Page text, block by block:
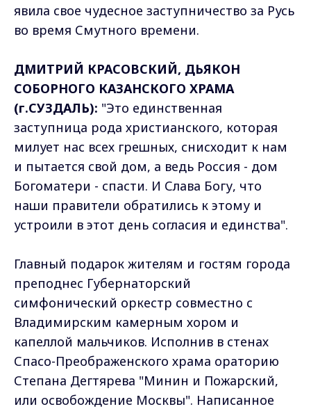
явила свое чудесное заступничество за Русь
во время Смутного времени.
ДМИТРИЙ КРАСОВСКИЙ, ДЬЯКОН
СОБОРНОГО КАЗАНСКОГО ХРАМА
(г.СУЗДАЛЬ): "Это единственная
заступница рода христианского, которая
милует нас всех грешных, снисходит к нам
и пытается свой дом, а ведь Россия - дом
Богоматери - спасти. И Слава Богу, что
наши правители обратились к этому и
устроили в этот день согласия и единства".
Главный подарок жителям и гостям города
преподнес Губернаторский
симфонический оркестр совместно с
Владимирским камерным хором и
капеллой мальчиков. Исполнив в стенах
Спасо-Преображенского храма ораторию
Степана Дегтярева "Минин и Пожарский,
или освобождение Москвы". Написанное